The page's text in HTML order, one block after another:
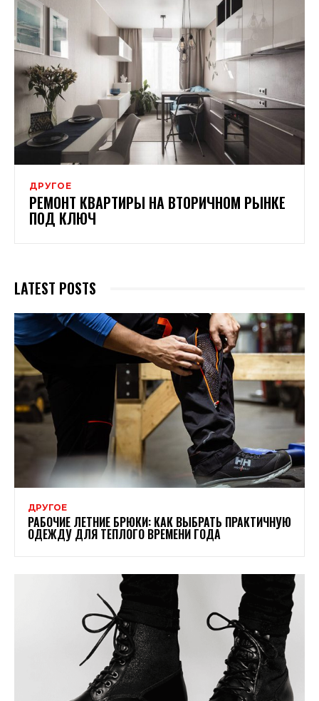
ДРУГОЕ
РЕМОНТ КВАРТИРЫ НА ВТОРИЧНОМ РЫНКЕ
ПОД КЛЮЧ
LATEST POSTS
ДРУГОЕ
РАБОЧИЕ ЛЕТНИЕ БРЮКИ: КАК ВЫБРАТЬ ПРАКТИЧНУЮ
ОДЕЖДУ ДЛЯ ТЕПЛОГО ВРЕМЕНИ ГОДА